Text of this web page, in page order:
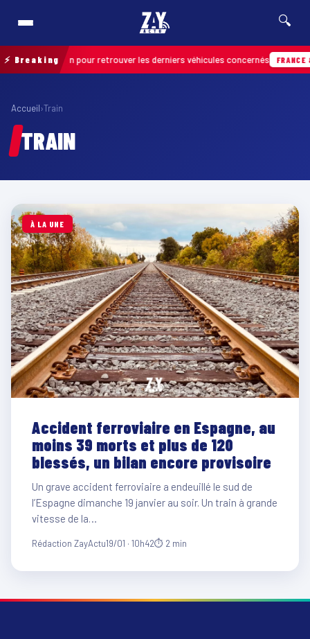
🔍
⚡ Breakingde terrain pour retrouver les derniers véhicules concernés FRANCE
Accueil›Train
TRAIN
À LA UNE
Accident ferroviaire en Espagne, au
moins 39 morts et plus de 120
blessés, un bilan encore provisoire
Un grave accident ferroviaire a endeuillé le sud de
l’Espagne dimanche 19 janvier au soir. Un train à grande
vitesse de la…
Rédaction ZayActu19/01 · 10h42⏱ 2 min